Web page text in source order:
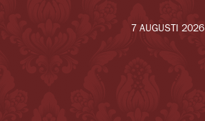
7 AUGUSTI 2026